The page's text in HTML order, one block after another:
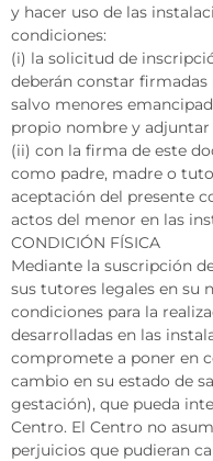
y hacer uso de las
condiciones:
(i) la solicitud de
deberán constar
salvo menores
propio nombre y
(ii) con la firma de este
como padre, madre o
aceptación del presente
actos del menor en las
CONDICIÓN FÍSICA
Mediante la suscripción
sus tutores legales en su
condiciones para la
desarrolladas en las
compromete a poner en
cambio en su estado de
gestación), que pueda
Centro. El Centro no
perjuicios que pudieran